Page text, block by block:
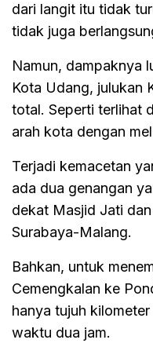
dari langit itu tidak
tidak juga
Namun, dampaknya
Kota Udang, julukan
total. Seperti terlihat
arah kota dengan
Terjadi kemacetan
ada dua genangan
dekat Masjid Jati
Surabaya-Malang.
Bahkan, untuk
Cemengkalan ke
hanya tujuh
waktu dua jam.